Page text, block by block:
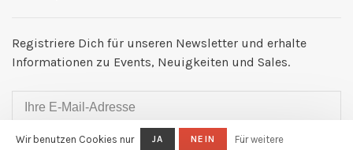
Registriere Dich für unseren Newsletter und erhalte
Informationen zu Events, Neuigkeiten und Sales.
ABONNIEREN
Wir benutzen Cookies nur
JA NEIN
Für weitere